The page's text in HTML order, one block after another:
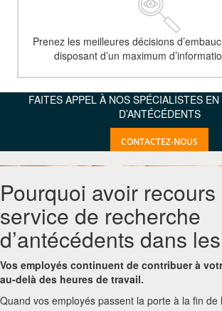
Prenez les meilleures décisions
disposant d’un maximum
FAITES APPEL À NOS SPÉCIALISTES
D’ANTÉCÉDENTS
CONTACTEZ-NOUS
Pourquoi avoir
service de recherche
d’antécédents dans
Vos employés continuent de contribuer à
au-delà des heures de travail.
Quand vos employés passent la porte à la fin de